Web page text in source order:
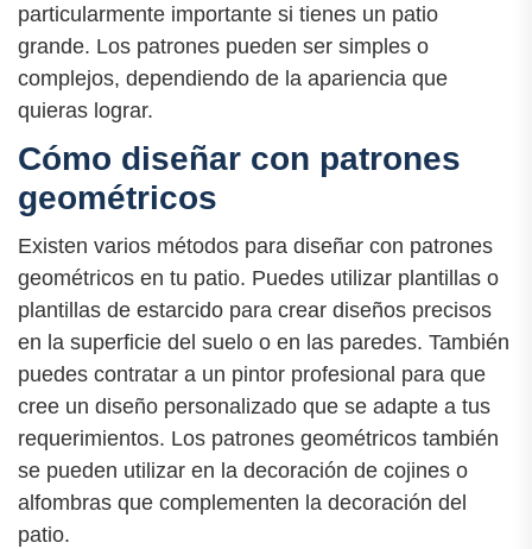
particularmente importante si tienes un patio
grande. Los patrones pueden ser simples o
complejos, dependiendo de la apariencia que
quieras lograr.
Cómo diseñar con patrones
geométricos
Existen varios métodos para diseñar con patrones
geométricos en tu patio. Puedes utilizar plantillas o
plantillas de estarcido para crear diseños precisos
en la superficie del suelo o en las paredes. También
puedes contratar a un pintor profesional para que
cree un diseño personalizado que se adapte a tus
requerimientos. Los patrones geométricos también
se pueden utilizar en la decoración de cojines o
alfombras que complementen la decoración del
patio.